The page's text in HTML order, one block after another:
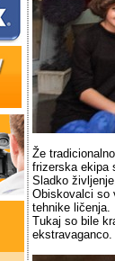
Že
frizerska ekipa
Sladko
Obiskovalci so
tehnike ličenja.
Tukaj so bile
ekstravaganco.